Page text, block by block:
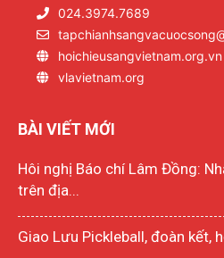
024.3974.7689
hoichieusangvietnam.org.vn
vlavietnam.org
BÀI VIẾT MỚI
Hôi nghị Báo chí Lâm Đồng:
trên địa...
Giao Lưu Pickleball, đoàn kết,